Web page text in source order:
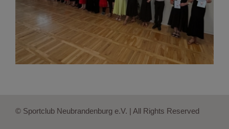
© Sportclub Neubrandenburg e.V. | All Rights Reserved